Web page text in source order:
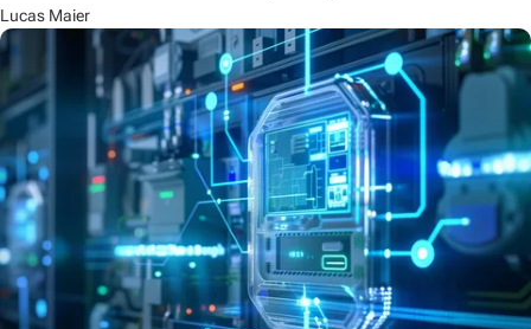
Lucas Maier